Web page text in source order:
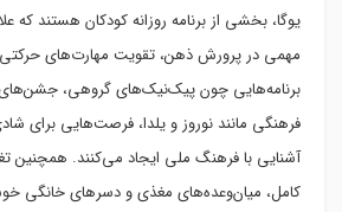
یوگا، بخشی از برنامه روزانه کودکان هستند که
مهمی در پرورش ذهن، تقویت مهارت‌های حرکتی
برنامه‌هایی چون پیک‌نیک‌های گروهی،
فرهنگی مانند نوروز و یلدا، فرصت‌هایی برای
آشنایی با فرهنگ ملی ایجاد می‌کنند. همچنین
کامل، میان‌وعده‌های مغذی و دسرهای خانگی